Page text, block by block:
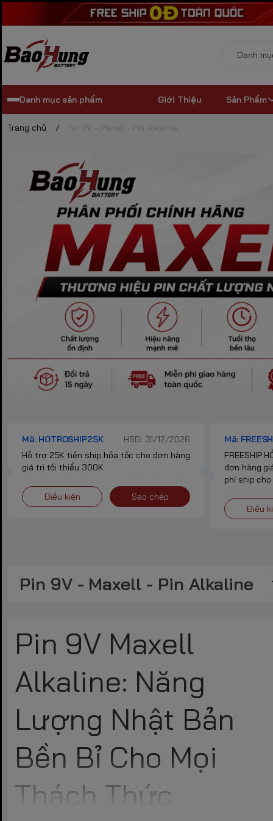
Danh mục sản phẩm Giới Thiệu Sản Phẩm
Trang chủ / Pin 9V - Maxell - Pin Alkaline
Mã: HOTROSHIP25K
HSD: 31/12/2026
Hỗ trợ 25K tiền ship hỏa tốc cho đơn hàng
giá trị tối thiểu 300K
Điều kiện Sao chép
Mã:
FREESHIP
đơn hàng
phí ship
Điều
Pin 9V - Maxell - Pin Alkaline
Pin 9V Maxell
Alkaline: Năng
Lượng Nhật Bản
Bền Bỉ Cho Mọi
Thách Thức
Trong thị trường năng lượng di động tại Việt Nam, Maxell từ lâu đã trở thành cái tên